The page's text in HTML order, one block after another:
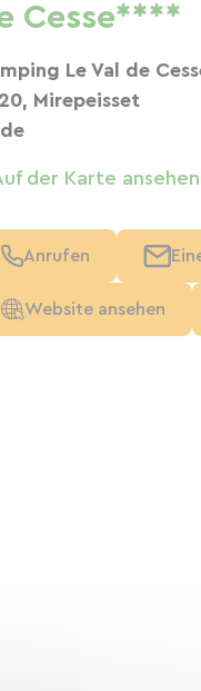
Cesse****
Le Val de
Mirepeisset
der Karte ansehen
Anrufen
Website ansehen